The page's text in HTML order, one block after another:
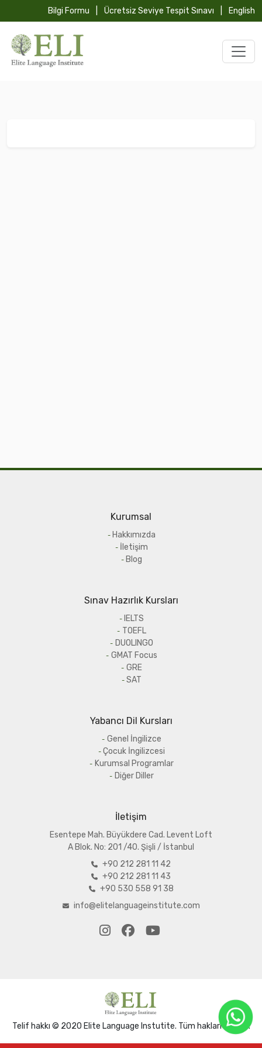
Bilgi Formu Ücretsiz Seviye Tespit Sınavı English
Kurumsal
Hakkımızda
İletişim
Blog
Sınav Hazırlık Kursları
IELTS
TOEFL
DUOLINGO
GMAT Focus
GRE
SAT
Yabancı Dil Kursları
Genel İngilizce
Çocuk İngilizcesi
Kurumsal Programlar
Diğer Diller
İletişim
Esentepe Mah. Büyükdere Cad. Levent Loft
A Blok. No: 201 /40. Şişli / İstanbul
+90 212 281 11 42
+90 212 281 11 43
+90 530 558 91 38
info@elitelanguageinstitute.com
Telif hakkı © 2020 Elite Language Instutite. Tüm hakları saklıdır.